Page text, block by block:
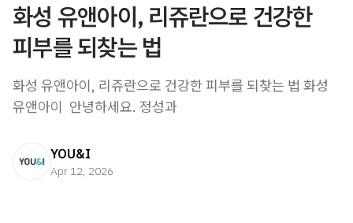
화성 유앤아이, 리쥬란으로 건강한
피부를 되찾는 법
화성 유앤아이, 리쥬란으로 건강한 피부를 되찾는 법 화성
유앤아이 ​ 안녕하세요. 정성과
YOU&I
Apr 12, 2026